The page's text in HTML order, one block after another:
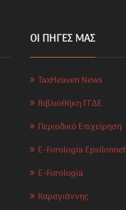
ΟΙ ΠΗΓΕΣ ΜΑΣ
TaxHeaven News
Βιβλιοθήκη ΓΓΔΕ
Περιοδικό Επιχείρηση
E-Forologia Epsilonnet
E-Forologia
Καραγιάννης